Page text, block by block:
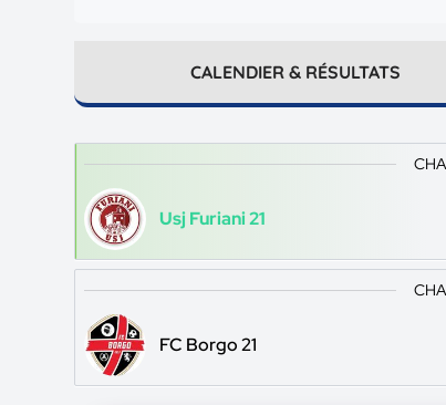
CALENDIER & RÉSULTATS
Usj Furiani 21
FC Borgo 21